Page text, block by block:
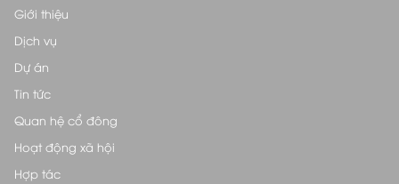
Giới thiệu
Dịch vụ
Dự án
Tin tức
Quan hệ cổ đông
Hoạt động xã hội
Hợp tác